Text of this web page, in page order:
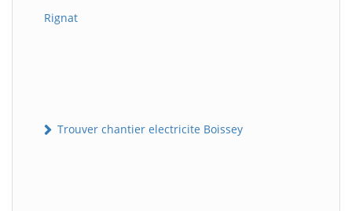
Rignat
Trouver chantier electricite Boissey